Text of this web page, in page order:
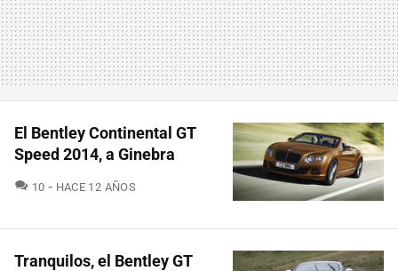
El Bentley Continental GT
Speed 2014, a Ginebra
10 COMENTARIOS
HACE 12 AÑOS
Tranquilos, el Bentley GT